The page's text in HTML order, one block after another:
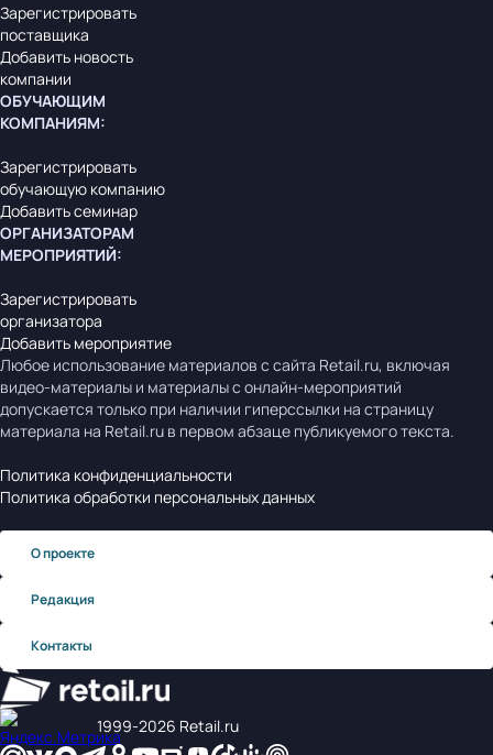
Зарегистрировать
поставщика
Добавить новость
компании
ОБУЧАЮЩИМ
КОМПАНИЯМ:
Зарегистрировать
обучающую компанию
Добавить семинар
ОРГАНИЗАТОРАМ
МЕРОПРИЯТИЙ:
Зарегистрировать
организатора
Добавить мероприятие
Любое использование материалов с сайта Retail.ru, включая
видео-материалы и материалы с онлайн-мероприятий
допускается только при наличии гиперссылки на страницу
материала на Retail.ru в первом абзаце публикуемого текста.
Политика конфиденциальности
Политика обработки персональных данных
О проекте
Редакция
Контакты
1999‑2026 Retail.ru